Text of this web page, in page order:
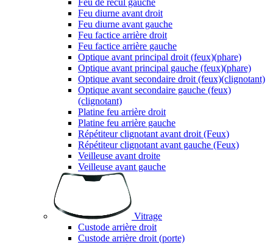
Feu de recul gauche
Feu diurne avant droit
Feu diurne avant gauche
Feu factice arrière droit
Feu factice arrière gauche
Optique avant principal droit (feux)(phare)
Optique avant principal gauche (feux)(phare)
Optique avant secondaire droit (feux)(clignotant)
Optique avant secondaire gauche (feux)
(clignotant)
Platine feu arrière droit
Platine feu arrière gauche
Répétiteur clignotant avant droit (Feux)
Répétiteur clignotant avant gauche (Feux)
Veilleuse avant droite
Veilleuse avant gauche
Vitrage
Custode arrière droit
Custode arrière droit (porte)